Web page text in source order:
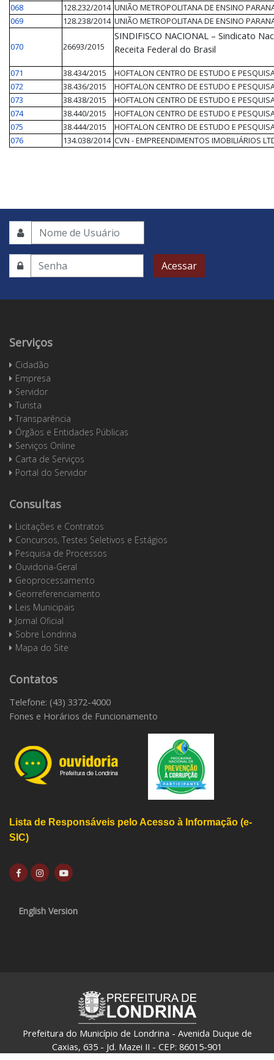
068
128.232/2014 UNIÃO METROPOLITANA DE ENSINO
069
128.238/2014 UNIÃO METROPOLITANA DE ENSINO
070 26693/2015
SINDIFISCO NACIONAL – Sindicato
Receita Federal do Brasil
071 38.434/2015
HOFTALON CENTRO DE ESTUDO E
072
38.436/2015
HOFTALON CENTRO DE ESTUDO E
073
38.438/2015
HOFTALON CENTRO DE ESTUDO E
074
38.440/2015
HOFTALON CENTRO DE ESTUDO E
075
38.444/2015
HOFTALON CENTRO DE ESTUDO E
076
134.038/2014 CVN - EMPREENDIMENTOS IMOBILIÁRIOS
Acessar
Serviços
Cidadão
Empresa
Servidor
Turista
Transparência
Órgãos e Entidades Públicas
Serviços Online
Carta de Serviços
Portal do Servidor
Consultas
Licitações e Contratos
Concursos, Testes Seletivos e Estágios
Pesquisa de Processos
Ouvidoria-Geral
Geoprocessamento
Georreferenciamento
Leis Municipais
Jornal Oficial
Sobre Londrina
Mapa do Site
Contatos
Telefone: (43) 3372-4000
Fones e Horários de Funcionamento
Lista de Responsáveis pelo Acesso à Informação (e-
SIC)
English Version
Prefeitura do Município de Londrina - Avenida Duque de
Caxias, 635 - Jd. Mazei II - CEP: 86015-901